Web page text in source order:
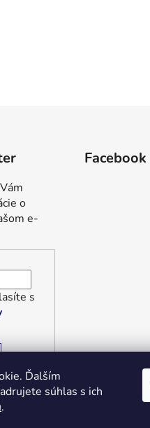
Ďalším
súhlas s ich
.
o
e-
s
Facebook